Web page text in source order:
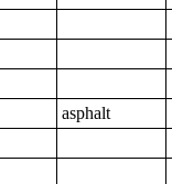
asphalt